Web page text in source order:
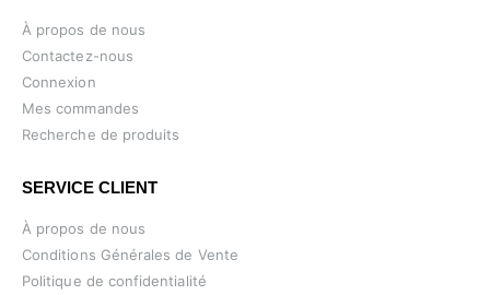
À propos de nous
Contactez-nous
Connexion
Mes commandes
Recherche de produits
SERVICE CLIENT
À propos de nous
Conditions Générales de Vente
Politique de confidentialité